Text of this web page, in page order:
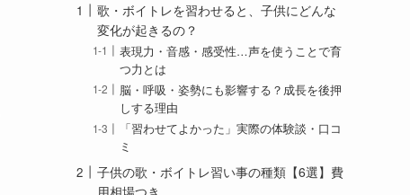
歌・ボイトレを習わせると、子供にどんな
変化が起きるの？
表現力・音感・感受性…声を使うことで育
つ力とは
脳・呼吸・姿勢にも影響する？成長を後押
しする理由
「習わせてよかった」実際の体験談・口コ
ミ
子供の歌・ボイトレ習い事の種類【6選】費